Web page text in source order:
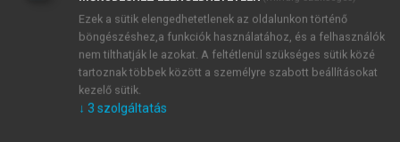
lehetőségeit keresve alakult ki a jelenleg is érvényes
szabály: korlátozott lehetőségek között (a békeidők
orvosi gyakorlatával ellentétben) a megmenthetőnek
ítélt betegek csoportjának kell a rendelkezésre álló
lehetőségeket biztosítani és az igen kedvezőtlen
kilátással bíró esetek csak tüneti kezelésben
Ezek a sütik elengedhetetlenek az oldalunkon történő
böngészéshez,a funkciók használatához, és a felhasználók
nem tilthatják le azokat. A feltétlenül szükséges sütik közé
tartoznak többek között a személyre szabott beállításokat
kezelő sütik.
↓ 3 szolgáltatás